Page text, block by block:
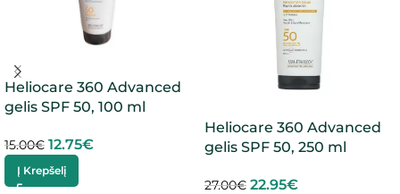
Heliocare 360 Advanced
gelis SPF 50, 100 ml
15.00€ 12.75€
Į Krepšelį
Heliocare 360 Advanced
gelis SPF 50, 250 ml
27.00€ 22.95€